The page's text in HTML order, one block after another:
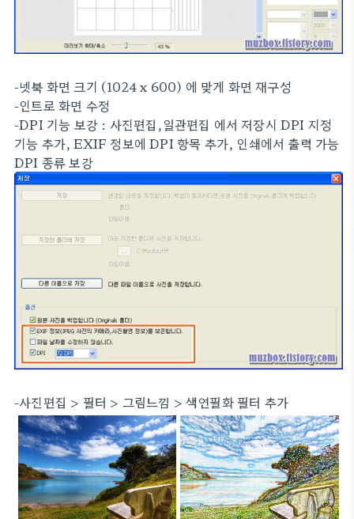
-넷북 화면 크기 (1024 x 600) 에 맞게 화면 재구성
-인트로 화면 수정
-DPI 기능 보강 : 사진편집,일관편집 에서 저장시 DPI 지정
기능 추가, EXIF 정보에 DPI 항목 추가, 인쇄에서 출력 가능
DPI 종류 보강
-사진편집 > 필터 > 그림느낌 > 색연필화 필터 추가